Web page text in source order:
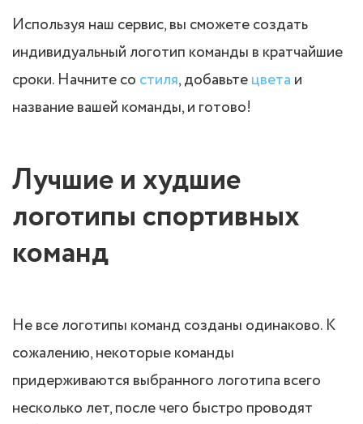
Используя наш сервис, вы сможете создать
индивидуальный логотип команды в кратчайшие
сроки. Начните со стиля, добавьтецвета и
название вашей команды, и готово!
Лучшие и худшие
логотипы спортивных
команд
Не все логотипы команд созданы одинаково. К
сожалению, некоторые команды
придерживаются выбранного логотипа всего
несколько лет, после чего быстро проводят